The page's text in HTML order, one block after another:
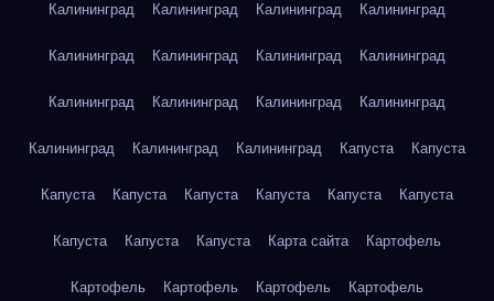
Калининград Калининград Калининград Калининград
Калининград Калининград Калининград Калининград
Калининград Калининград Калининград Калининград
Калининград Калининград Калининград Капуста Капуста
Капуста Капуста Капуста Капуста Капуста Капуста
Капуста Капуста Капуста Карта сайта Картофель
Картофель Картофель Картофель Картофель